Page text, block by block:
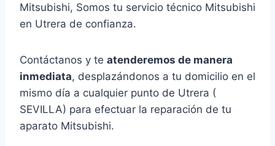
Mitsubishi, Somos tu servicio técnico Mitsubishi
en Utrera de confianza.
Contáctanos y te atenderemos de manera
inmediata, desplazándonos a tu domicilio en el
mismo día a cualquier punto de Utrera (
SEVILLA) para efectuar la reparación de tu
aparato Mitsubishi.